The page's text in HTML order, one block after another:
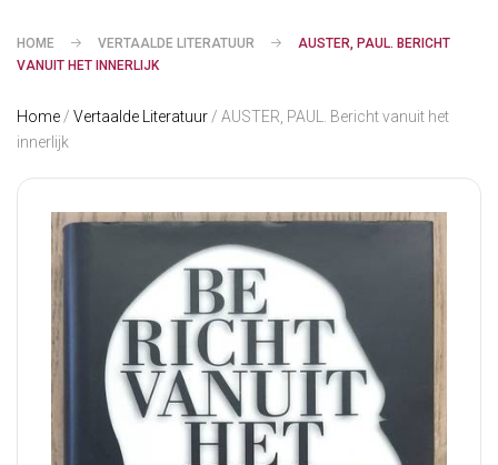
HOME VERTAALDE LITERATUUR
AUSTER, PAUL. BERICHT
VANUIT HET INNERLIJK
Home / Vertaalde Literatuur / AUSTER, PAUL. Bericht vanuit het
innerlijk